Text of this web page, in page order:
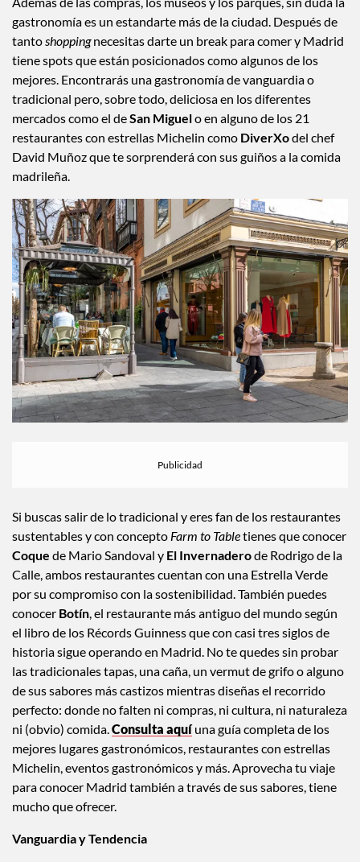
gastronomía es un estandarte más de la ciudad. Después de
tanto shoppingnecesitas darte un break para comer y Madrid
tiene spots que están posicionados como algunos de los
mejores. Encontrarás una gastronomía de vanguardia o
tradicional pero, sobre todo, deliciosa en los diferentes
mercados como el deSan Miguelo en alguno de los 21
restaurantes con estrellas Michelin como DiverXodel chef
David Muñoz que te sorprenderá con sus guiños a la comida
madrileña.
Si buscas salir de lo tradicional y eres fan de los restaurantes
sustentables y con concepto Farm to Tabletienes que conocer
Coque de Mario Sandoval y El Invernaderode Rodrigo de la
Calle, ambos restaurantes cuentan con una Estrella Verde
por su compromiso con la sostenibilidad. También puedes
conocer Botín , el restaurante más antiguo del mundo según
el libro de los Récords Guinness que con casi tres siglos de
historia sigue operando en Madrid. No te quedes sin probar
las tradicionales tapas, una caña, un vermut de grifo o alguno
de sus sabores más castizos mientras diseñas el recorrido
perfecto: donde no falten ni compras, ni cultura, ni naturaleza
ni (obvio) comida. Consulta aquíuna guía completa de los
mejores lugares gastronómicos, restaurantes con estrellas
Michelin, eventos gastronómicos y más. Aprovecha tu viaje
para conocer Madrid también a través de sus sabores, tiene
mucho que ofrecer.
Vanguardia y Tendencia